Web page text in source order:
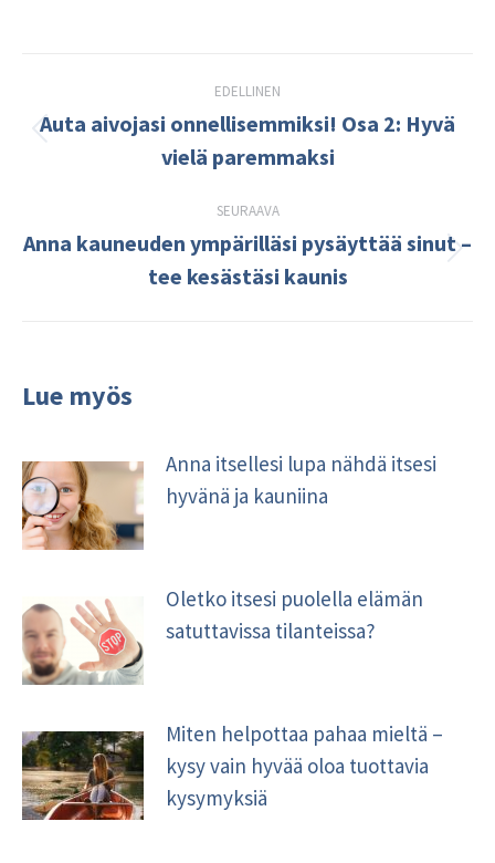
navigation
EDELLINEN
kirjoitus:
Auta aivojasi onnellisemmiksi! Osa 2: Hyvä
vielä paremmaksi
SEURAAVA
Seuraava
kirjoitus:
Anna kauneuden ympärilläsi pysäyttää sinut –
tee kesästäsi kaunis
Lue myös
Anna itsellesi lupa nähdä itsesi
hyvänä ja kauniina
Oletko itsesi puolella elämän
satuttavissa tilanteissa?
Miten helpottaa pahaa mieltä –
kysy vain hyvää oloa tuottavia
kysymyksiä